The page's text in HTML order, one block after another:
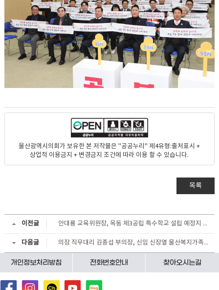
울산광역시의회가 보유한 본 저작물은 "공공누리" 제4유형:출처표시 +
상업적 이용금지 + 변경금지 조건에 따라 이용 할 수 있습니다.
목록
이전글 안대룡 교육위원장, 옥동 제3공립 특수학교 설립 예정지 및 관내 특수학교 현장점검
다음글 의장 직무대리 김종섭 부의장, 신임 신장열 울산복지가족진흥사회서비스 원장 등 환담
개인정보처리방침 전화번호안내 찾아오시는길